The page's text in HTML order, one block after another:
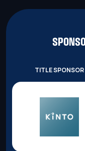
TITLE SPONSOR